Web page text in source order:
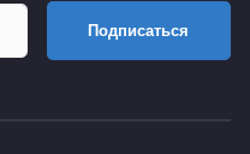
Подписаться